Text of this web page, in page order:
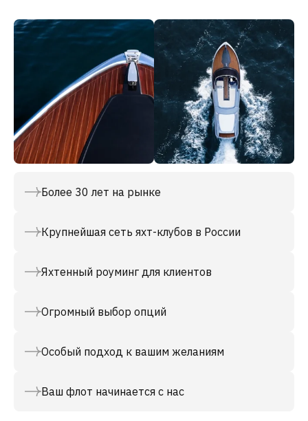
Более 30 лет на рынке
Крупнейшая сеть яхт-клубов в России
Яхтенный роуминг для клиентов
Огромный выбор опций
Особый подход к вашим желаниям
Ваш флот начинается с нас